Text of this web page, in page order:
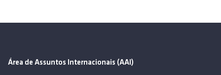
Área de Assuntos Internacionais (AAI)